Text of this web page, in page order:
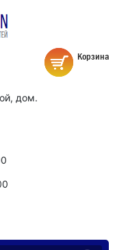
дом.
Корзина